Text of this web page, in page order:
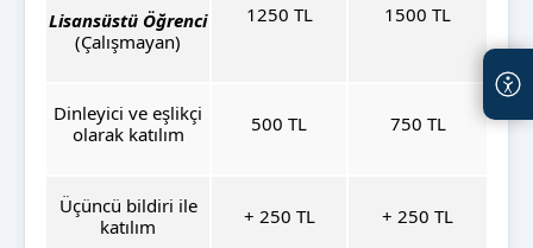
Lisansüstü Öğrenci
(Çalışmayan)
1250 TL 1500 TL
Dinleyici ve eşlikçi
olarak katılım
500 TL 750 TL
Üçüncü bildiri ile
katılım
+ 250 TL + 250 TL